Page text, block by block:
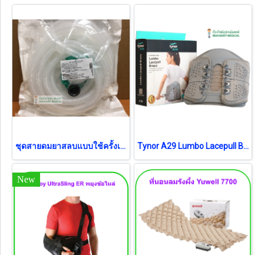
ชุดสายดมยาสลบแบบใช้ครั้งเดียว Anesthesia Breathing Circuit MF-LAB เด็ก (B0580) Tynor A29 Lumbo Lacepull Brace เข็มขัดพยุงหลังระบบล็อกเลสพูลแบบดึง (รุ่นใหม่)
New